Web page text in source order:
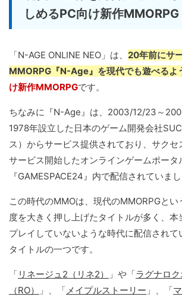
しめるPC向け新作MMORPG
「N-AGE ONLINE NEO」は、 20年前にサ
MMORPG『N-Age』を現代でも遊べるよ
け新作MMORPGです。
ちなみに『N-Age』は、2003/12/23～
1978年設立した日本のゲーム開発会社
ス）からサービス提供されており、サクセ
サービス開始したオンラインゲームポータ
『GAMESPACE24』内で配信されていまし
この時代のMMOは、現代のMMORPGとい
度を大きく押し上げたタイトルが多く、
プレイしていないような時代に配信され
タイトルの一つです。
「 リネージュ2（リネ2） 」や「ラグナロ
（RO）
」、「メイプルストーリー 」、「